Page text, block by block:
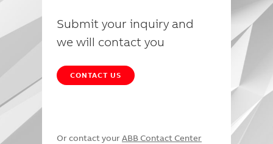
Submit your inquiry and
we will contact you
CONTACT US
Or contact your ABB Contact Center